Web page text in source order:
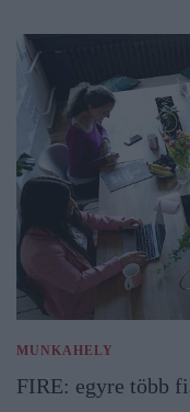
MUNKAHELY
FIRE: egyre több